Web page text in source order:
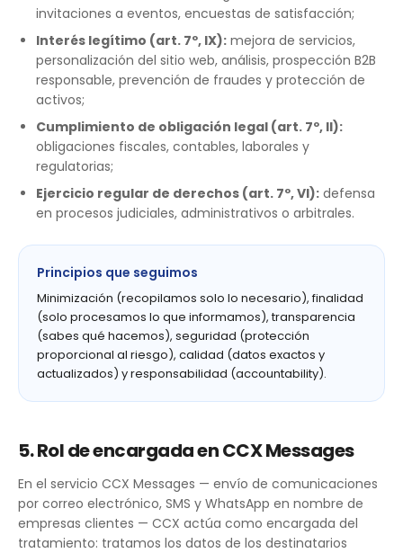
invitaciones a eventos, encuestas de satisfacción;
Interés legítimo (art. 7º, IX): mejora de servicios,
personalización del sitio web, análisis, prospección B2B
responsable, prevención de fraudes y protección de
activos;
Cumplimiento de obligación legal (art. 7º, II):
obligaciones fiscales, contables, laborales y
regulatorias;
Ejercicio regular de derechos (art. 7º, VI): defensa
en procesos judiciales, administrativos o arbitrales.
Principios que seguimos
Minimización (recopilamos solo lo necesario), finalidad
(solo procesamos lo que informamos), transparencia
(sabes qué hacemos), seguridad (protección
proporcional al riesgo), calidad (datos exactos y
actualizados) y responsabilidad (accountability).
5. Rol de encargada en CCX Messages
En el servicio CCX Messages — envío de comunicaciones
por correo electrónico, SMS y WhatsApp en nombre de
empresas clientes — CCX actúa como encargada del
tratamiento: tratamos los datos de los destinatarios